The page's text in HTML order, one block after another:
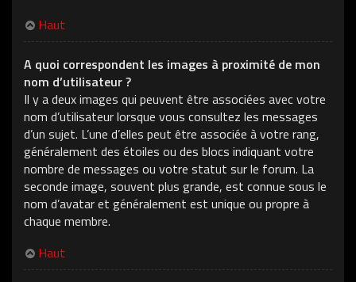
Haut
A quoi correspondent les images à proximité de mon
nom d’utilisateur ?
Il y a deux images qui peuvent être associées avec votre
nom d’utilisateur lorsque vous consultez les messages
d’un sujet. L’une d’elles peut être associée à votre rang,
généralement des étoiles ou des blocs indiquant votre
nombre de messages ou votre statut sur le forum. La
seconde image, souvent plus grande, est connue sous le
nom d’avatar et généralement est unique ou propre à
chaque membre.
Haut